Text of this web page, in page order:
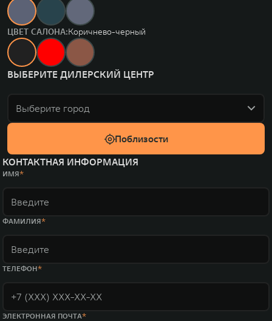
ЦВЕТ САЛОНА:Коричнево-черный
ВЫБЕРИТЕ ДИЛЕРСКИЙ ЦЕНТР
Выберите город
Поблизости
КОНТАКТНАЯ ИНФОРМАЦИЯ
ИМЯ
ФАМИЛИЯ
ТЕЛЕФОН
ЭЛЕКТРОННАЯ ПОЧТА